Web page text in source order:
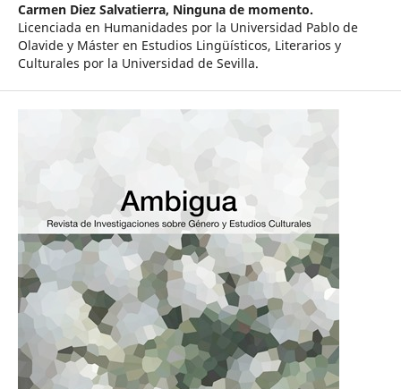
Carmen Diez Salvatierra, Ninguna de momento.
Licenciada en Humanidades por la Universidad Pablo de
Olavide y Máster en Estudios Lingüísticos, Literarios y
Culturales por la Universidad de Sevilla.